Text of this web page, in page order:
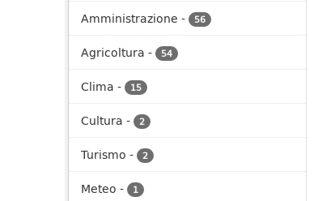
Amministrazione - 56
Agricoltura - 54
Clima - 15
Cultura - 2
Turismo - 2
Meteo - 1